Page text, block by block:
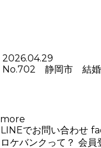
2026.04.29
No.702 静岡市 結
more
LINEでお問い合わせ
ロケバンクって？ 会員